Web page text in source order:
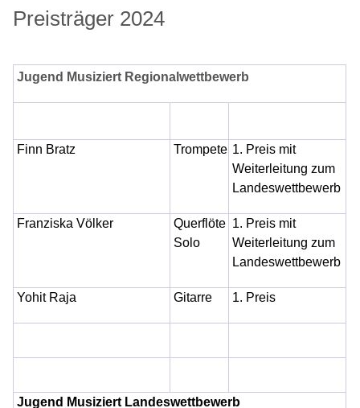
Preisträger 2024
Jugend Musiziert Regionalwettbewerb
Finn Bratz Trompete 1. Preis mit
Weiterleitung zum
Landeswettbewerb
Franziska Völker
Querflöte
Solo
1. Preis mit
Weiterleitung zum
Landeswettbewerb
Yohit Raja Gitarre 1. Preis
Jugend Musiziert Landeswettbewerb